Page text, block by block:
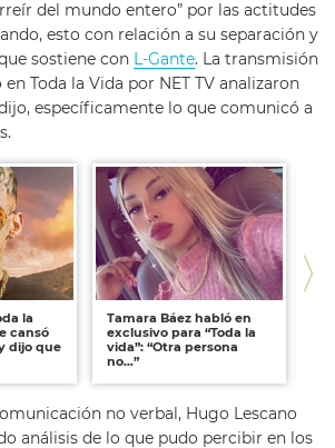
del mundo entero” por las actitudes
esto con relación a su separación y
sostiene con
L-Gante. La transmisión
Toda la Vida por NET TV analizaron
específicamente lo que comunicó a
la
cansó
dijo que
Tamara Báez habló en
exclusivo para “Toda la
vida”: “Otra persona
no…”
no verbal, Hugo Lescano
análisis de lo que pudo percibir en los